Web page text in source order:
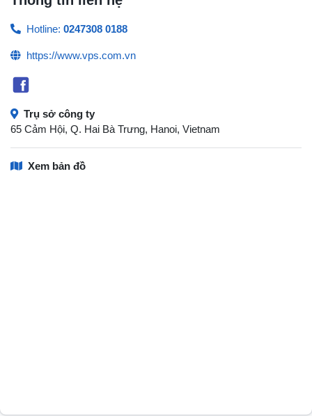
Hotline: 0247308 0188
https://www.vps.com.vn
Trụ sở công ty
65 Cảm Hội, Q. Hai Bà Trưng, Hanoi, Vietnam
Xem bản đồ